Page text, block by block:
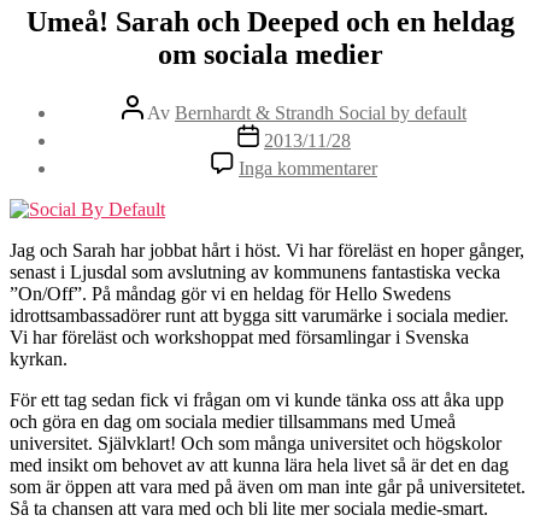
Umeå! Sarah och Deeped och en heldag
om sociala medier
Inläggsförfattare
Av Bernhardt & Strandh Social by default
Inläggsdatum
2013/11/28
Inga kommentarertill
Umeå!
Deeped
och
en
heldag
om
Jag och Sarah har jobbat hårt i höst. Vi har föreläst en hoper gånger,
senast i Ljusdal som avslutning av kommunens fantastiska vecka
”On/Off”. På måndag gör vi en heldag för Hello Swedens
idrottsambassadörer runt att bygga sitt varumärke i sociala medier.
Vi har föreläst och workshoppat med församlingar i Svenska
kyrkan.
För ett tag sedan fick vi frågan om vi kunde tänka oss att åka upp
och göra en dag om sociala medier tillsammans med Umeå
universitet. Självklart! Och som många universitet och högskolor
med insikt om behovet av att kunna lära hela livet så är det en dag
som är öppen att vara med på även om man inte går på universitetet.
Så ta chansen att vara med och bli lite mer sociala medie-smart.